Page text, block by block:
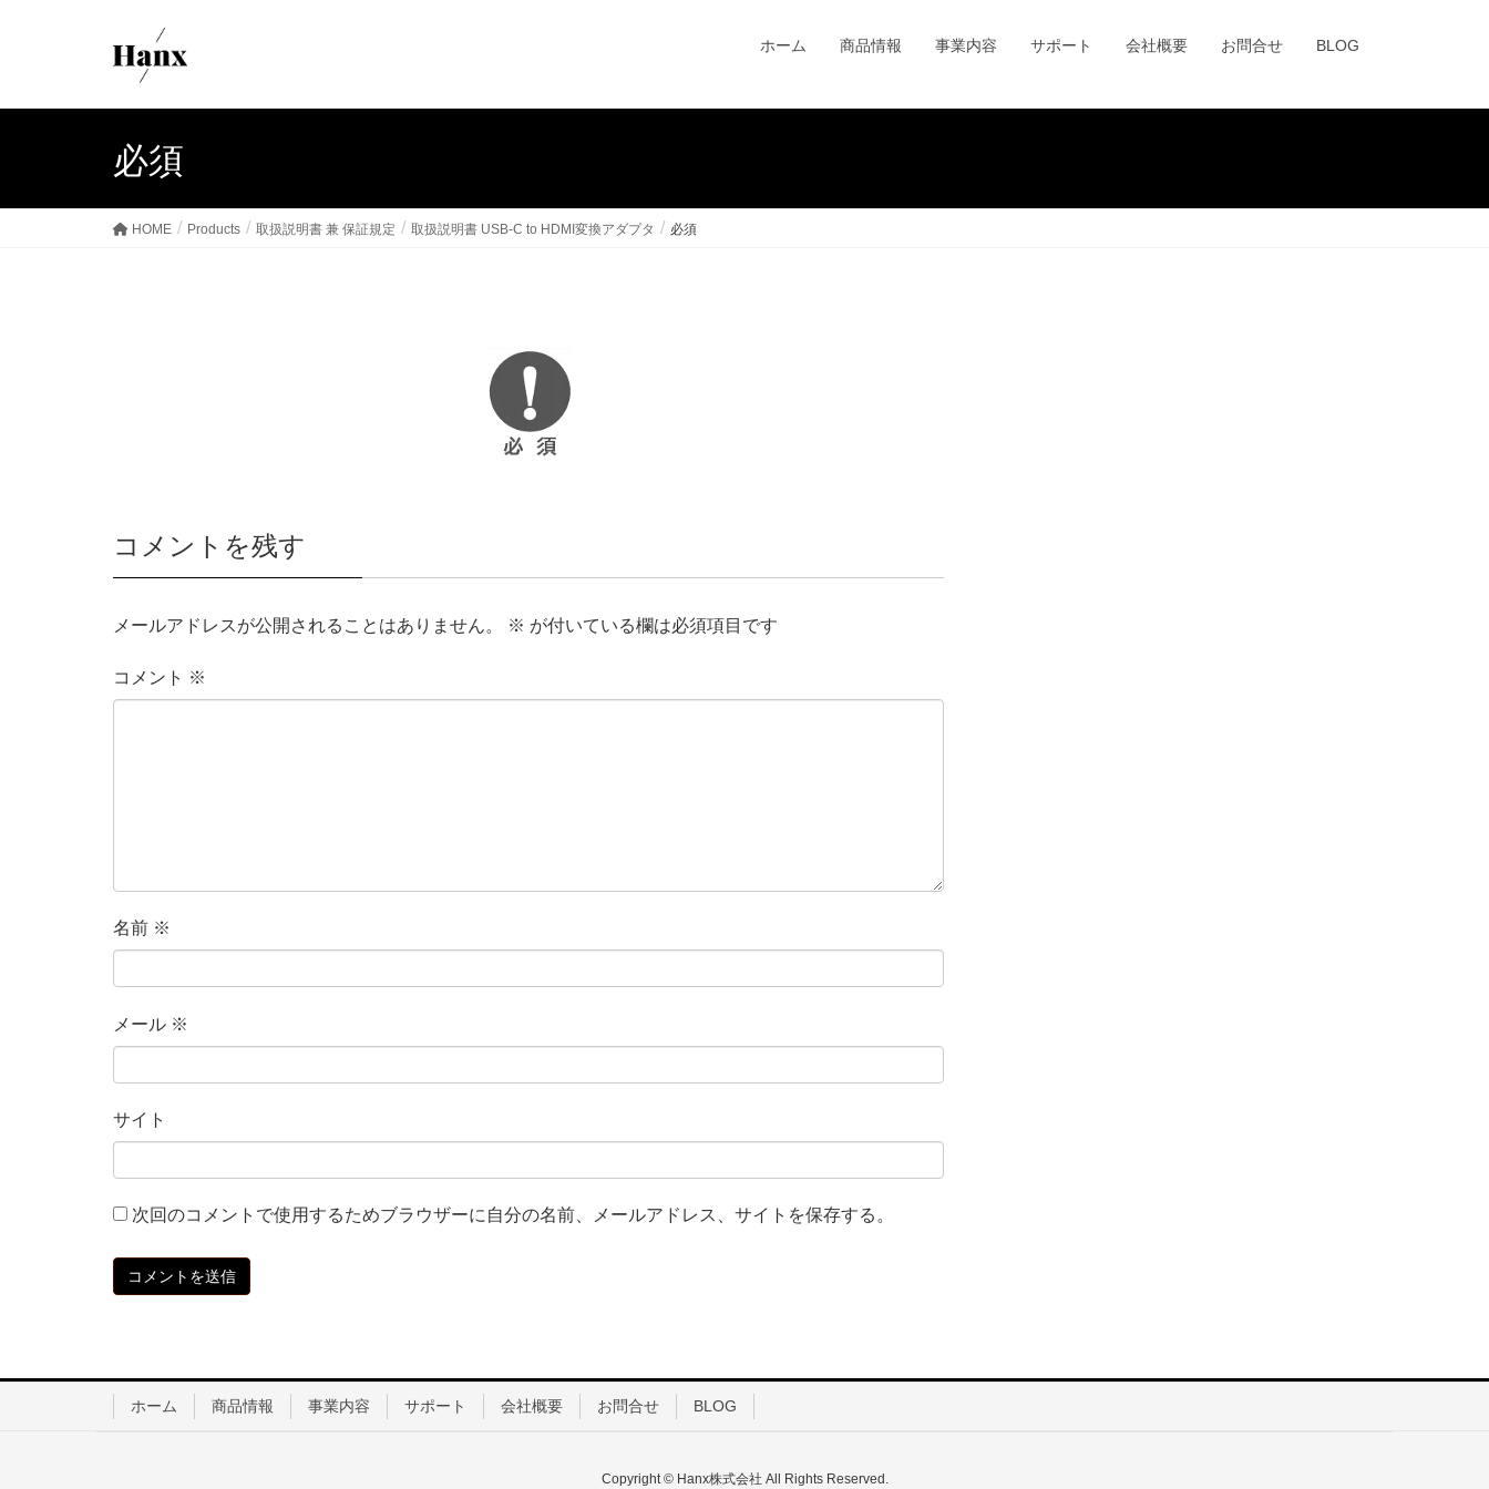
ホーム 商品情報 事業内容 サポート 会社概要 お問合せ BLOG
必須
HOME Products 取扱説明書 兼 保証規定 取扱説明書 USB-C to HDMI変換アダプタ 必須
コメントを残す
メールアドレスが公開されることはありません。 ※ が付いている欄は必須項目です
コメント ※
名前 ※
メール ※
サイト
次回のコメントで使用するためブラウザーに自分の名前、メールアドレス、サイトを保存する。
ホーム 商品情報 事業内容 サポート 会社概要 お問合せ BLOG
Copyright © Hanx株式会社 All Rights Reserved.